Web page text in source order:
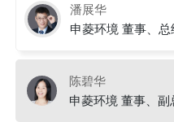
潘展华
申菱环境 董事、总
陈碧华
申菱环境 董事、